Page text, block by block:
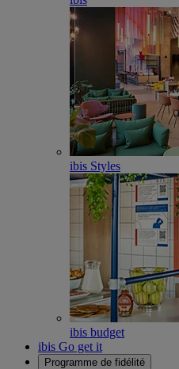
ibis Styles
ibis budget
ibis Go get it
Programme de fidélité